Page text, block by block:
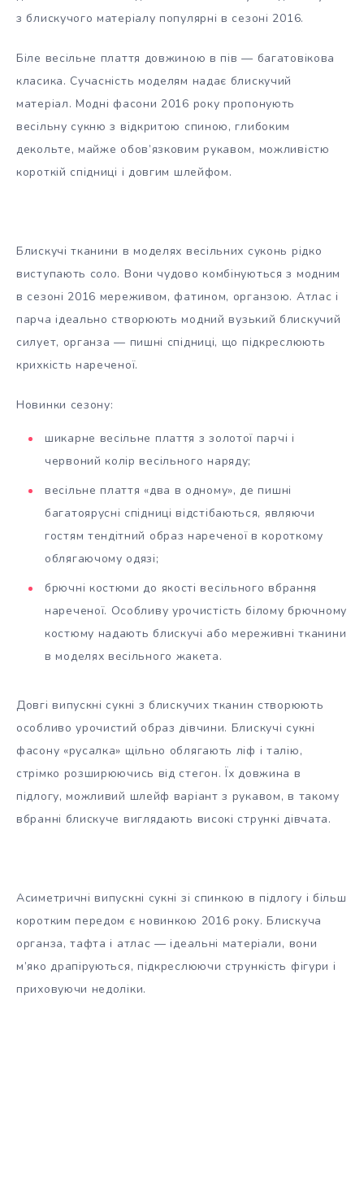
з блискучого матеріалу популярні в сезоні 2016.
Біле весільне плаття довжиною в пів — багатовікова
класика. Сучасність моделям надає блискучий
матеріал. Модні фасони 2016 року пропонують
весільну сукню з відкритою спиною, глибоким
декольте, майже обов’язковим рукавом, можливістю
короткій спідниці і довгим шлейфом.
Блискучі тканини в моделях весільних суконь рідко
виступають соло. Вони чудово комбінуються з модним
в сезоні 2016 мереживом, фатином, органзою. Атлас і
парча ідеально створюють модний вузький блискучий
силует, органза — пишні спідниці, що підкреслюють
крихкість нареченої.
Новинки сезону:
шикарне весільне плаття з золотої парчі і
червоний колір весільного наряду;
весільне плаття «два в одному», де пишні
багатоярусні спідниці відстібаються, являючи
гостям тендітний образ нареченої в короткому
облягаючому одязі;
брючні костюми до якості весільного вбрання
нареченої. Особливу урочистість білому брючному
костюму надають блискучі або мереживні тканини
в моделях весільного жакета.
Довгі випускні сукні з блискучих тканин створюють
особливо урочистий образ дівчини. Блискучі сукні
фасону «русалка» щільно облягають ліф і талію,
стрімко розширюючись від стегон. Їх довжина в
підлогу, можливий шлейф варіант з рукавом, в такому
вбранні блискуче виглядають високі стрункі дівчата.
Асиметричні випускні сукні зі спинкою в підлогу і більш
коротким передом є новинкою 2016 року. Блискуча
органза, тафта і атлас — ідеальні матеріали, вони
м’яко драпіруються, підкреслюючи стрункість фігури і
приховуючи недоліки.